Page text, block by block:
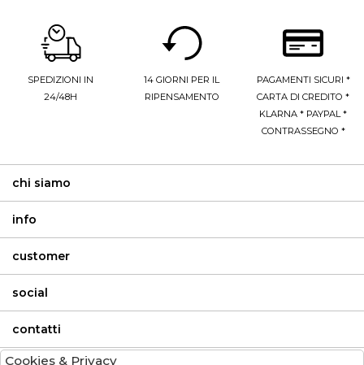
SPEDIZIONI IN
24/48H
14 GIORNI PER IL
RIPENSAMENTO
PAGAMENTI SICURI *
CARTA DI CREDITO *
KLARNA * PAYPAL *
CONTRASSEGNO *
chi siamo
info
customer
social
contatti
Cookies & Privacy